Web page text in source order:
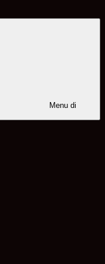
Menu di